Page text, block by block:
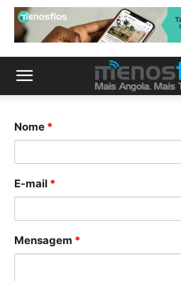
Nome *
E-mail *
Mensagem *